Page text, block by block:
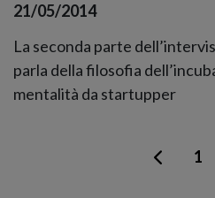
21/05/2014
La seconda parte
parla della filosofia
mentalità da startupper
1